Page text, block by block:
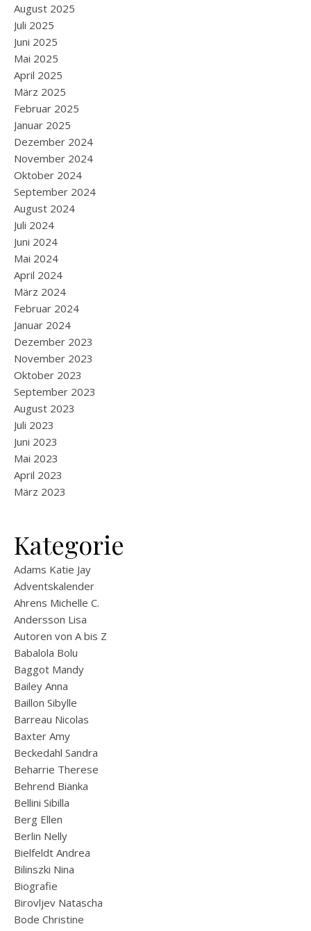
August 2025
Juli 2025
Juni 2025
Mai 2025
April 2025
März 2025
Februar 2025
Januar 2025
Dezember 2024
November 2024
Oktober 2024
September 2024
August 2024
Juli 2024
Juni 2024
Mai 2024
April 2024
März 2024
Februar 2024
Januar 2024
Dezember 2023
November 2023
Oktober 2023
September 2023
August 2023
Juli 2023
Juni 2023
Mai 2023
April 2023
März 2023
Kategorie
Adams Katie Jay
Adventskalender
Ahrens Michelle C.
Andersson Lisa
Autoren von A bis Z
Babalola Bolu
Baggot Mandy
Bailey Anna
Baillon Sibylle
Barreau Nicolas
Baxter Amy
Beckedahl Sandra
Beharrie Therese
Behrend Bianka
Bellini Sibilla
Berg Ellen
Berlin Nelly
Bielfeldt Andrea
Bilinszki Nina
Biografie
Birovljev Natascha
Bode Christine